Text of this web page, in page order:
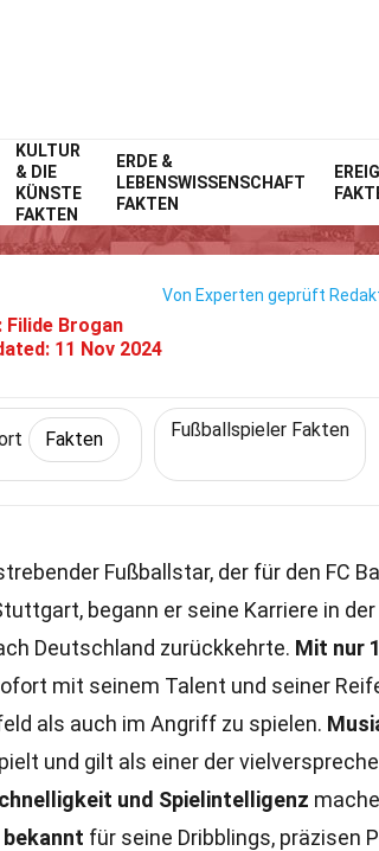
KULTUR
& DIE
KÜNSTE
FAKTEN
ERDE &
LEBENSWISSENSCHAFT
FAKTEN
Home Lebensstil
Über Jamal
Filide Brogan
11 Nov 2024
Von Experten geprüft
Fakten Fußballspieler Fakten
Fußballstar, der für den FC
begann er seine Karriere in der
Deutschland zurückkehrte. Mit nur
mit seinem Talent und seiner
als auch im Angriff zu spielen.
und gilt als einer der
und Spielintelligenz
für seine Dribblings, präzisen